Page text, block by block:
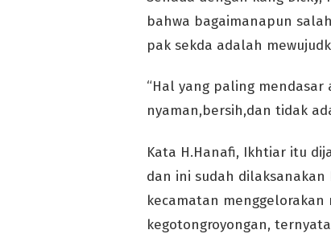
bahwa bagaimanapun
pak sekda adalah
“Hal yang paling
nyaman,bersih,dan tidak
Kata H.Hanafi, Ikhtiar itu
dan ini sudah
kecamatan
kegotongroyongan,